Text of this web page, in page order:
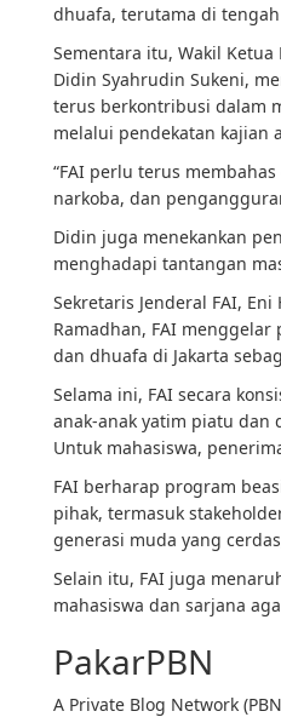
dhuafa, terutama di
Sementara itu, Wakil
Didin Syahrudin Sukeni,
terus berkontribusi dalam
melalui pendekatan kajian
“FAI perlu terus
narkoba, dan
Didin juga menekankan
menghadapi tantangan
Sekretaris Jenderal FAI,
Ramadhan, FAI menggelar
dan dhuafa di Jakarta
Selama ini, FAI secara
anak-anak yatim piatu dan
Untuk mahasiswa,
FAI berharap program
pihak, termasuk
generasi muda yang
Selain itu, FAI juga
mahasiswa dan sarjana
PakarPBN
A Private Blog Network